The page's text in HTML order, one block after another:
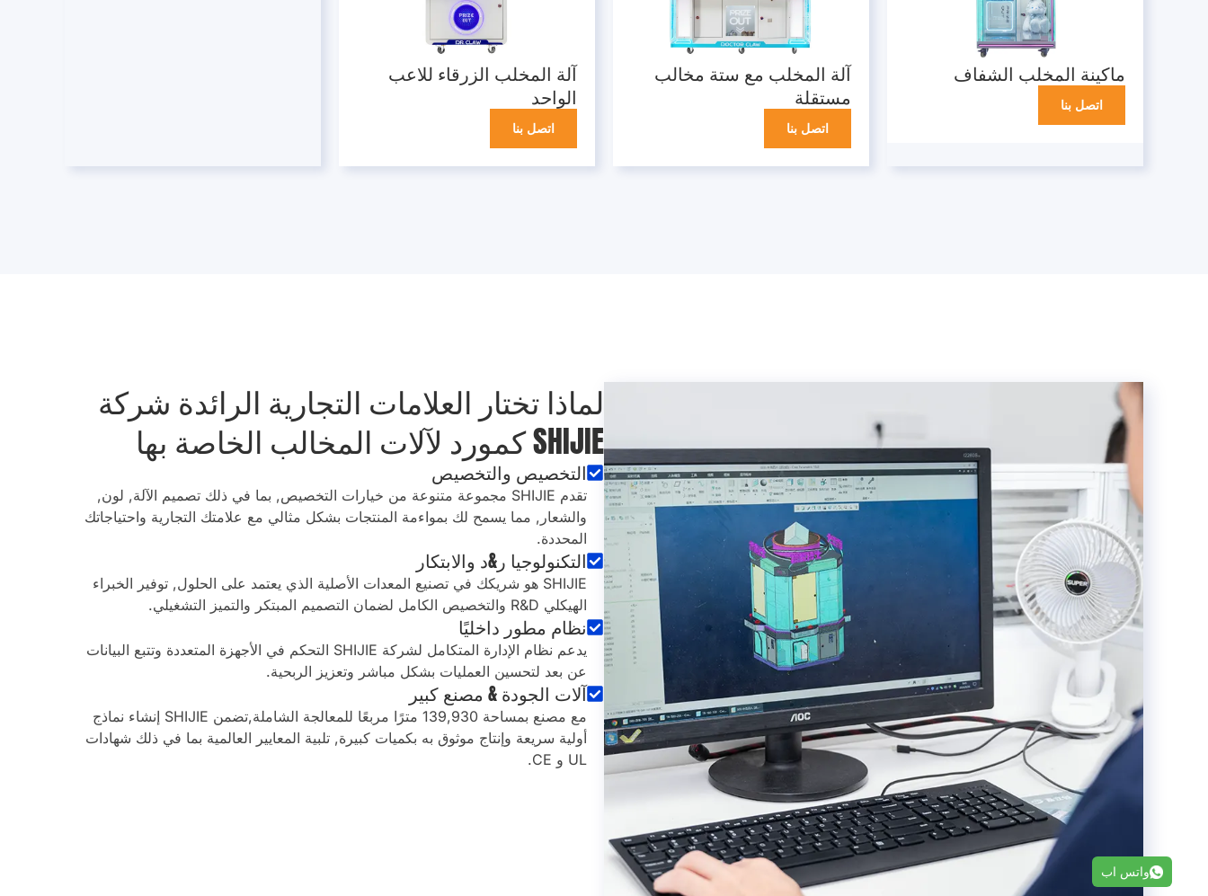
ماكينة المخلب الشفاف
اتصل بنا
آلة المخلب مع ستة مخالب
مستقلة
اتصل بنا
آلة المخلب الزرقاء للاعب
الواحد
اتصل بنا
لماذا تختار العلامات التجارية الرائدة شركة
SHIJIE كمورد لآلات المخالب الخاصة بها
التخصيص والتخصيص
تقدم SHIJIE مجموعة متنوعة من خيارات التخصيص, بما في ذلك تصميم الآلة, لون,
والشعار, مما يسمح لك بمواءمة المنتجات بشكل مثالي مع علامتك التجارية واحتياجاتك
المحددة.
التكنولوجيا ر&د والابتكار
SHIJIE هو شريكك في تصنيع المعدات الأصلية الذي يعتمد على الحلول, توفير الخبراء
الهيكلي R&D والتخصيص الكامل لضمان التصميم المبتكر والتميز التشغيلي.
نظام مطور داخليًا
يدعم نظام الإدارة المتكامل لشركة SHIJIE التحكم في الأجهزة المتعددة وتتبع البيانات
عن بعد لتحسين العمليات بشكل مباشر وتعزيز الربحية.
آلات الجودة & مصنع كبير
مع مصنع بمساحة 139,930 مترًا مربعًا للمعالجة الشاملة,تضمن SHIJIE إنشاء نماذج
أولية سريعة وإنتاج موثوق به بكميات كبيرة, تلبية المعايير العالمية بما في ذلك شهادات
UL و CE.
واتس اب